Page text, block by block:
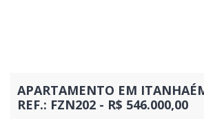
APARTAMENTO EM
REF.: FZN202 - R$ 546.000,00